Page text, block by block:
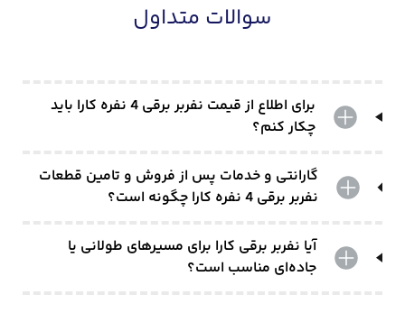
سوالات متداول
برای اطلاع از قیمت‌ نفربر برقی 4 نفره کارا باید
چکار کنم؟
گارانتی و خدمات پس از فروش و تامین قطعات
نفربر برقی 4 نفره کارا چگونه است؟
آیا نفربر برقی کارا برای مسیرهای طولانی یا
جاده‌ای مناسب است؟